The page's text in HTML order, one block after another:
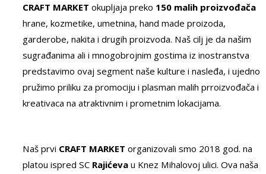
CRAFT MARKET okupljaja preko 150 malih proizvođača
hrane, kozmetike, umetnina, hand made proizoda,
garderobe, nakita i drugih proizvoda. Naš cilj je da našim
sugrađanima ali i mnogobrojnim gostima iz inostranstva
predstavimo ovaj segment naše kulture i nasleđa, i ujedno
pružimo priliku za promociju i plasman malih prroizvođača i
kreativaca na atraktivnim i prometnim lokacijama.
Naš prvi CRAFT MARKET organizovali smo 2018 god. na
platou ispred SC Rajićeva u Knez Mihalovoj ulici. Ova naša